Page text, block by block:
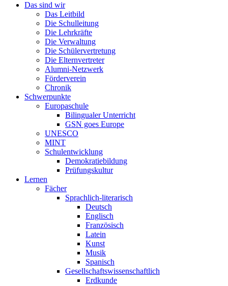
Das sind wir
Das Leitbild
Die Schulleitung
Die Lehrkräfte
Die Verwaltung
Die Schülervertretung
Die Elternvertreter
Alumni-Netzwerk
Förderverein
Chronik
Schwerpunkte
Europaschule
Bilingualer Unterricht
GSN goes Europe
UNESCO
MINT
Schulentwicklung
Demokratiebildung
Prüfungskultur
Lernen
Fächer
Sprachlich-literarisch
Deutsch
Englisch
Französisch
Latein
Kunst
Musik
Spanisch
Gesellschaftswissenschaftlich
Erdkunde